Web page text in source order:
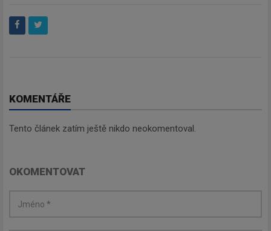
KOMENTÁŘE
Tento článek zatím ještě nikdo neokomentoval.
OKOMENTOVAT